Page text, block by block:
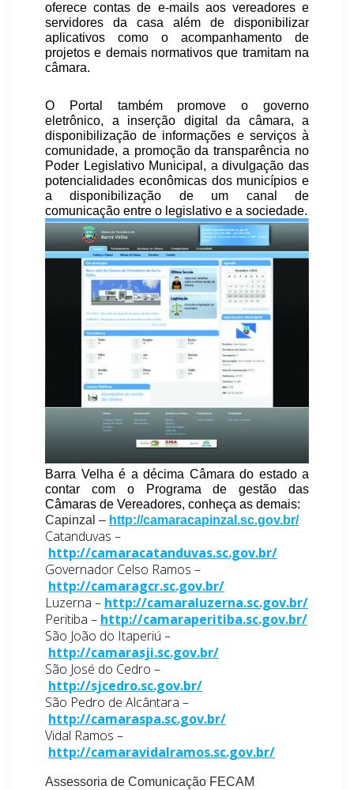
oferece contas de e-mails aos vereadores e
servidores da casa além de disponibilizar
aplicativos como o acompanhamento de
projetos e demais normativos que tramitam na
câmara.
O Portal também promove o governo
eletrônico, a inserção digital da câmara, a
disponibilização de informações e serviços à
comunidade, a promoção da transparência no
Poder Legislativo Municipal, a divulgação das
potencialidades econômicas dos municípios e
a disponibilização de um canal de
comunicação entre o legislativo e a sociedade.
Barra Velha é a décima Câmara do estado a
contar com o Programa de gestão das
Câmaras de Vereadores, conheça as demais:
Capinzal – http://camaracapinzal.sc.gov.br/
Catanduvas –
http://camaracatanduvas.sc.gov.br/
Governador Celso Ramos –
http://camaragcr.sc.gov.br/
Luzerna – http://camaraluzerna.sc.gov.br/
Peritiba – http://camaraperitiba.sc.gov.br/
São João do Itaperiú –
http://camarasji.sc.gov.br/
São José do Cedro –
http://sjcedro.sc.gov.br/
São Pedro de Alcântara –
http://camaraspa.sc.gov.br/
Vidal Ramos –
http://camaravidalramos.sc.gov.br/
Assessoria de Comunicação FECAM